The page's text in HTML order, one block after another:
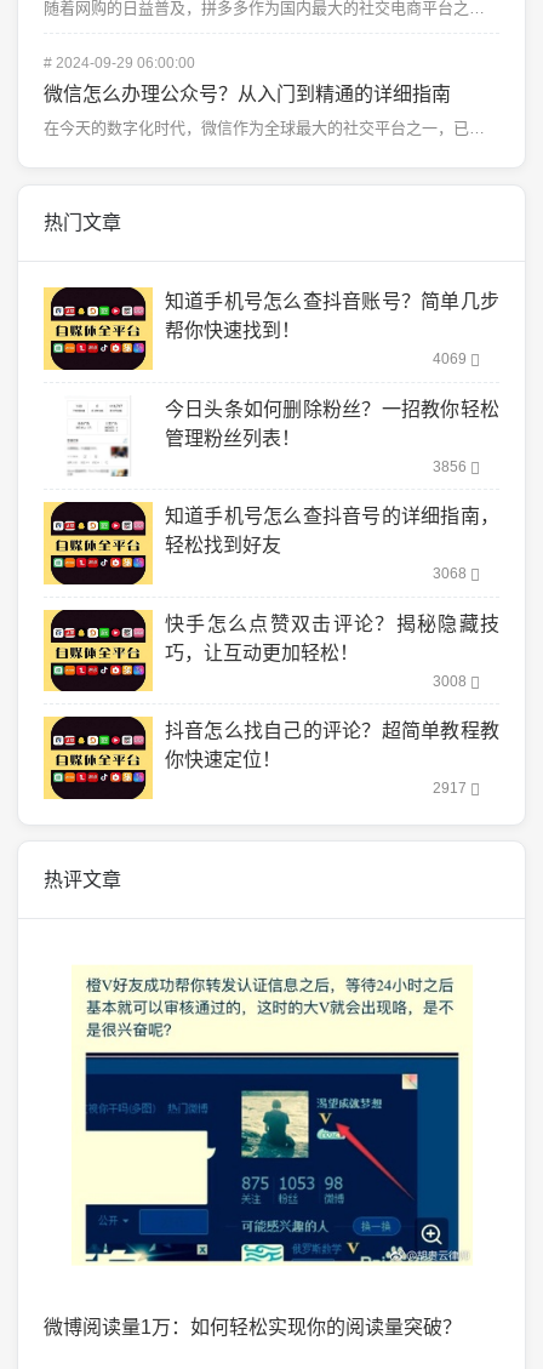
# 2024-09-29 06:00:00
微信怎么办理公众号？从入门到精通的详细指南
在今天的数字化时代，微信作为全球最大的社交平台之一，已成为企业与个人推广品牌、内容和产品的重要工具。...
热门文章
知道手机号怎么查抖音账号？简单几步
帮你快速找到！
4069
今日头条如何删除粉丝？一招教你轻松
管理粉丝列表！
3856
知道手机号怎么查抖音号的详细指南，
轻松找到好友
3068
快手怎么点赞双击评论？揭秘隐藏技
巧，让互动更加轻松！
3008
抖音怎么找自己的评论？超简单教程教
你快速定位！
2917
热评文章
微博阅读量1万：如何轻松实现你的阅读量突破？